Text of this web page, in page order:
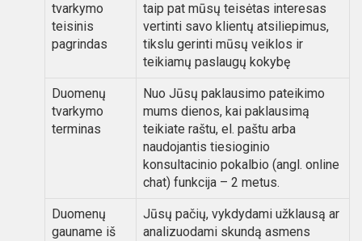
tvarkymo
teisinis
pagrindas
taip pat mūsų teisėtas interesas
vertinti savo klientų atsiliepimus,
tikslu gerinti mūsų veiklos ir
teikiamų paslaugų kokybę
Duomenų
tvarkymo
terminas
Nuo Jūsų paklausimo pateikimo
mums dienos, kai paklausimą
teikiate raštu, el. paštu arba
naudojantis tiesioginio
konsultacinio pokalbio (angl. online
chat) funkcija – 2 metus.
Duomenų
gauname iš
Jūsų pačių, vykdydami užklausą ar
analizuodami skundą asmens